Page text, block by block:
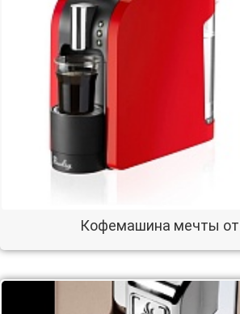
Кофемашина мечты от